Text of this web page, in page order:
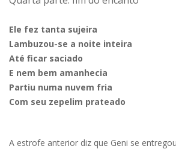
Ele fez tanta sujeira
Lambuzou-se a noite inteira
Até ficar saciado
E nem bem amanhecia
Partiu numa nuvem fria
Com seu zepelim prateado
A estrofe anterior diz que Geni se